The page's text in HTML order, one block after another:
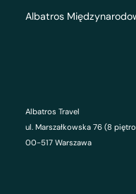
Albatros Travel
ul. Marszałkowska 76 (8
00-517 Warszawa
Albatros